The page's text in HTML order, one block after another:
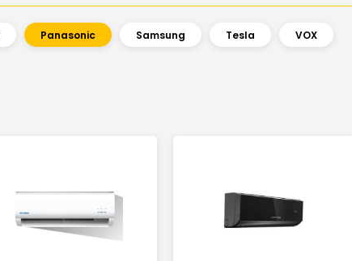
Panasonic Samsung Tesla VOX